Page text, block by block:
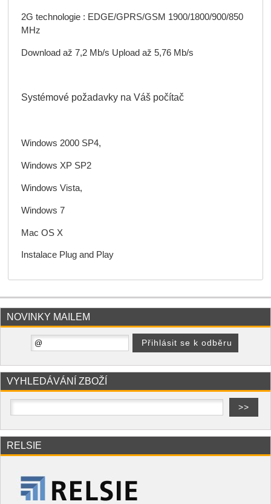
2G technologie : EDGE/GPRS/GSM 1900/1800/900/850
MHz
Download až 7,2 Mb/s Upload až 5,76 Mb/s
Systémové požadavky na Váš počítač
Windows 2000 SP4,
Windows XP SP2
Windows Vista,
Windows 7
Mac OS X
Instalace Plug and Play
NOVINKY MAILEM
VYHLEDÁVÁNÍ ZBOŽÍ
RELSIE